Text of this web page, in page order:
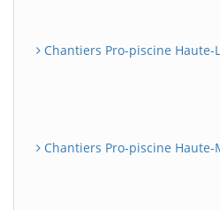
Chantiers Pro-piscine Haute-
Chantiers Pro-piscine Haute-